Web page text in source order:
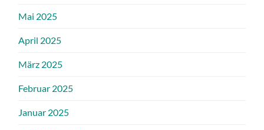
Mai 2025
April 2025
März 2025
Februar 2025
Januar 2025